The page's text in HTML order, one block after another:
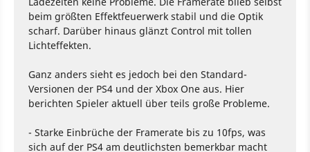
beim größten Effektfeuerwerk stabil und die Optik
scharf. Darüber hinaus glänzt Control mit tollen
Lichteffekten.
Ganz anders sieht es jedoch bei den Standard-
Versionen der PS4 und der Xbox One aus. Hier
berichten Spieler aktuell über teils große Probleme.
- Starke Einbrüche der Framerate bis zu 10fps, was
sich auf der PS4 am deutlichsten bemerkbar macht